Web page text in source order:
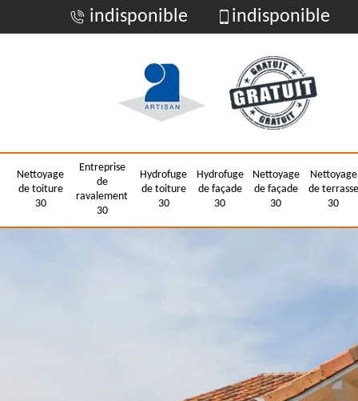
indisponible indisponible
Nettoyage
de toiture
30
Entreprise
de
ravalement
30
Hydrofuge
de toiture
30
Hydrofuge
de façade
30
Nettoyage
de façade
30
Nettoyage
de terrasse
30